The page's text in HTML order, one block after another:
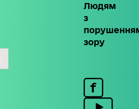
Людям
з
зору